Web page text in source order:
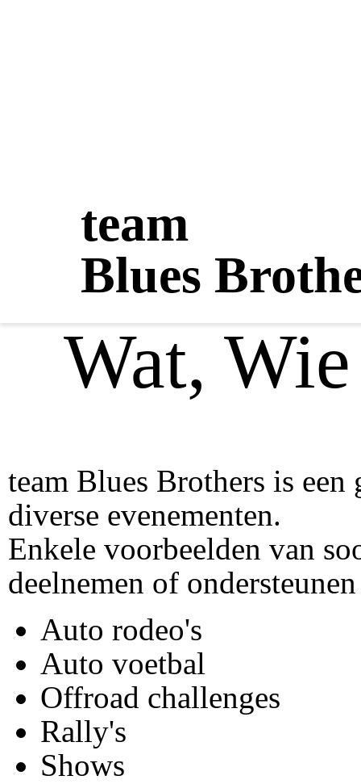
team
Blues
Wat,
team Blues Brothers is een
diverse evenementen.
Enkele voorbeelden van
deelnemen of
Auto rodeo's
Auto voetbal
Offroad challenges
Rally's
Shows